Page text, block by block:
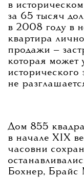
в
за 65 тысяч
в 2008 году в
квартира
продажи —
которая может
исторического
не
Дом 855
в начале XIX
часовни
Бохнер, Брайс